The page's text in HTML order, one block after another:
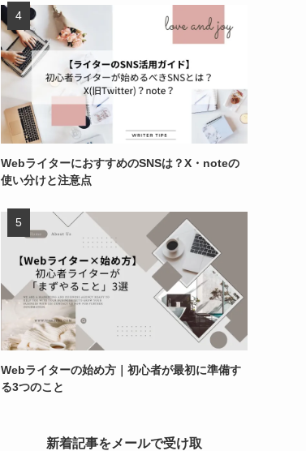
WebライターにおすすめのSNSは？X・noteの
使い分けと注意点
Webライターの始め方｜初心者が最初に準備す
る3つのこと
新着記事をメールで受け取